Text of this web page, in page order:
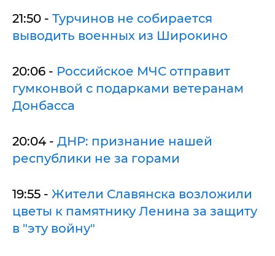
21:50 - Турчинов не собирается
выводить военных из Широкино
20:06 - Российское МЧС отправит
гумконвой с подарками ветеранам
Донбасса
20:04 - ДНР: признание нашей
республики не за горами
19:55 - Жители Славянска возложили
цветы к памятнику Ленина за защиту
в "эту войну"